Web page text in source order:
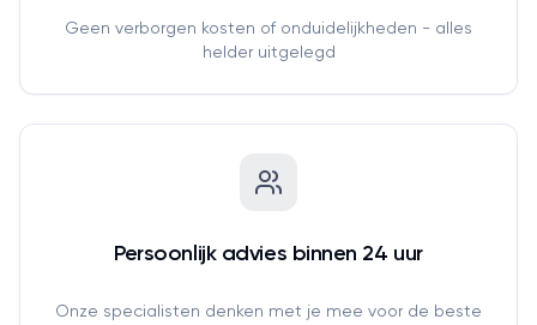
Geen verborgen kosten of onduidelijkheden - alles
helder uitgelegd
Persoonlijk advies binnen 24 uur
Onze specialisten denken met je mee voor de beste